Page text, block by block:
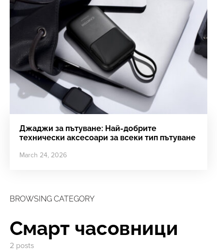
Джаджи за пътуване: Най-добрите
технически аксесоари за всеки тип пътуване
March 24, 2026
BROWSING CATEGORY
Смарт часовници
2 posts